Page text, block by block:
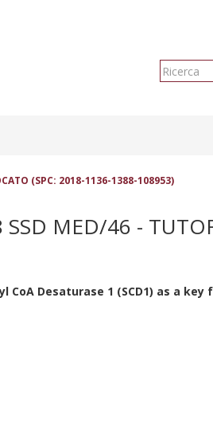
(SPC: 2018-1136-1388-108953)
SSD MED/46 -
CoA Desaturase 1 (SCD1) as a